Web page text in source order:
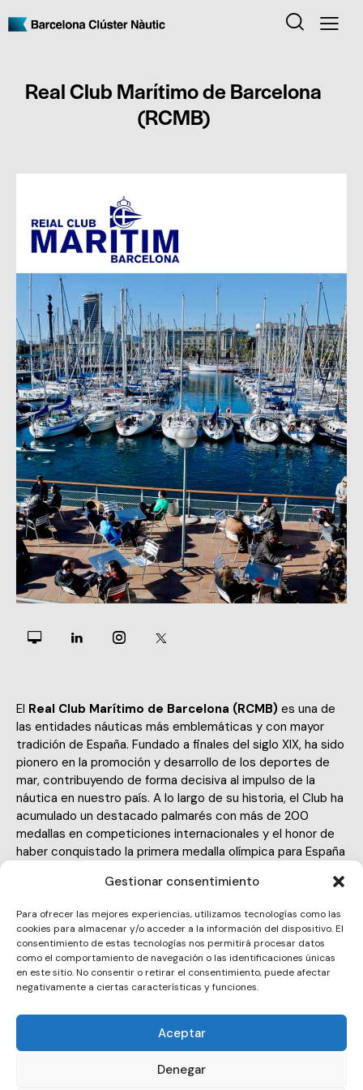
Gestionar consentimiento
Para ofrecer las mejores experiencias, utilizamos tecnologías como las
cookies para almacenar y/o acceder a la información del dispositivo. El
consentimiento de estas tecnologías nos permitirá procesar datos
como el comportamiento de navegación o las identificaciones únicas
en este sitio. No consentir o retirar el consentimiento, puede afectar
negativamente a ciertas características y funciones.
Aceptar
Denegar
Real Club Marítimo de Barcelona
(RCMB)
El Real Club Marítimo de Barcelona (RCMB) es una de
las entidades náuticas más emblemáticas y con mayor
tradición de España. Fundado a finales del siglo XIX, ha sido
pionero en la promoción y desarrollo de los deportes de
mar, contribuyendo de forma decisiva al impulso de la
náutica en nuestro país. A lo largo de su historia, el Club ha
acumulado un destacado palmarés con más de 200
medallas en competiciones internacionales y el honor de
haber conquistado la primera medalla olímpica para España
ail:
club@maritimbarcelona.org
Ph
932 21 73 94
Moll d’Espanya, s/n 08039 – Barcelona